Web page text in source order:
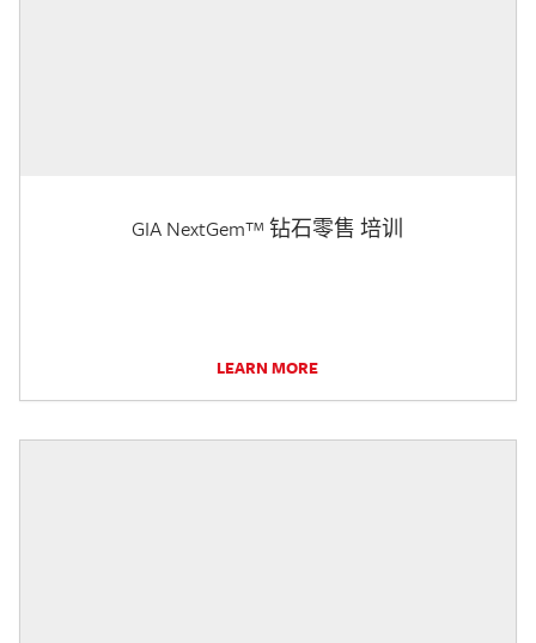
GIA NextGem™ 钻石零售 培训
LEARN MORE